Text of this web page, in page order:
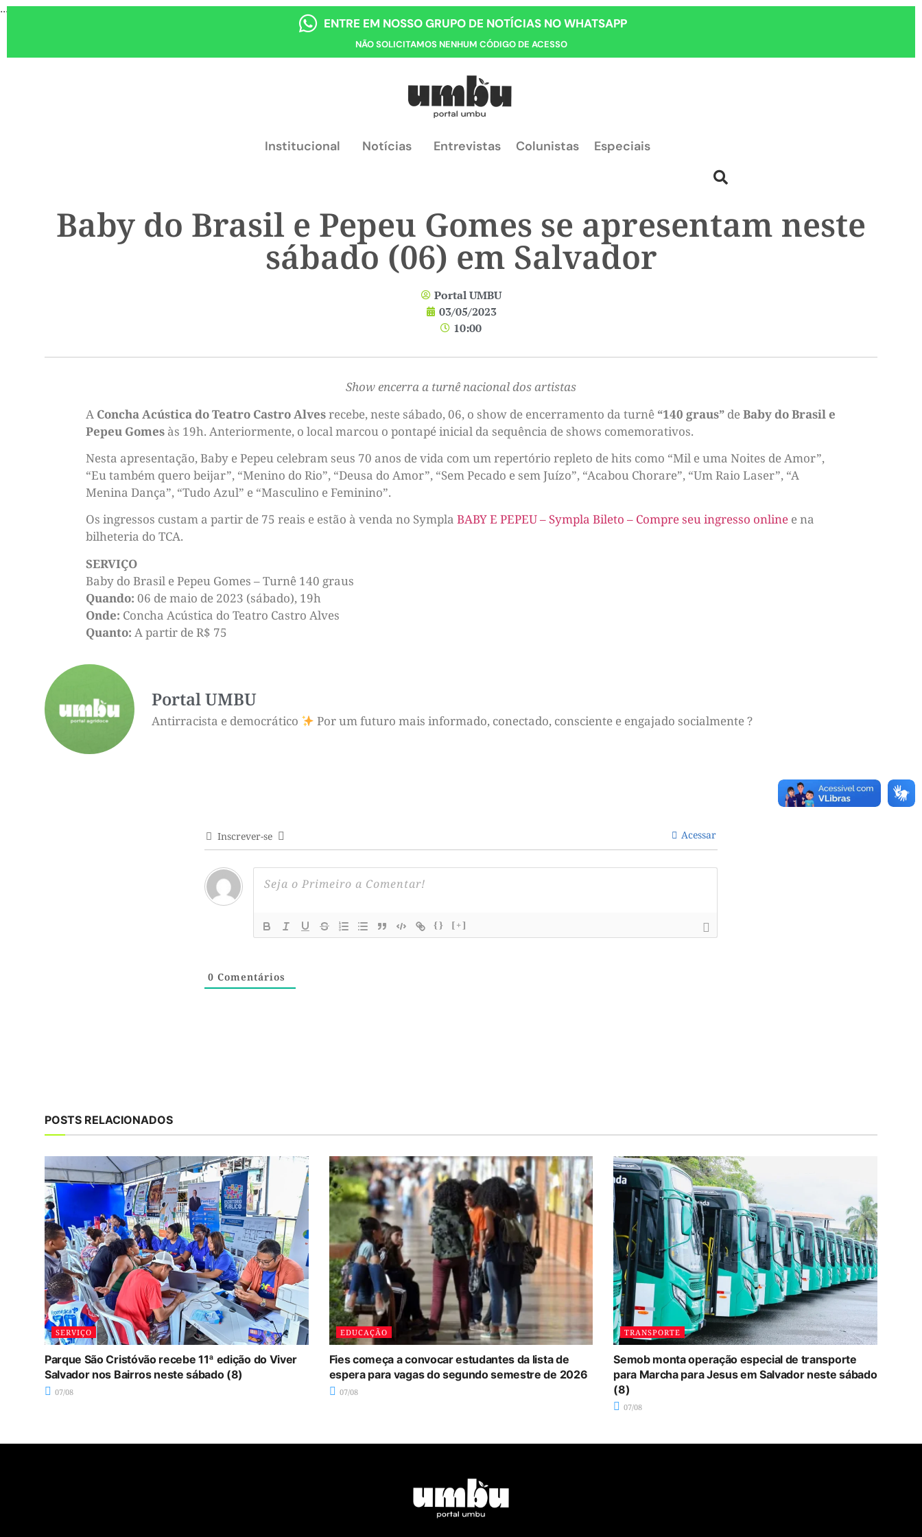
...
ENTRE EM NOSSO GRUPO DE NOTÍCIAS NO WHATSAPP
NÃO SOLICITAMOS NENHUM CÓDIGO DE ACESSO
Institucional Notícias Entrevistas Colunistas Especiais
Baby do Brasil e Pepeu Gomes se apresentam neste
sábado (06) em Salvador
Portal UMBU
03/05/2023
10:00
Show encerra a turnê nacional dos artistas
A Concha Acústica do Teatro Castro Alvesrecebe, neste sábado, 06, o show de encerramento da turnê “140 graus” deBaby do Brasil e
Pepeu Gomes às 19h. Anteriormente, o local marcou o pontapé inicial da sequência de shows comemorativos.
Nesta apresentação, Baby e Pepeu celebram seus 70 anos de vida com um repertório repleto de hits como “Mil e uma Noites de Amor”,
“Eu também quero beijar”, “Menino do Rio”, “Deusa do Amor”, “Sem Pecado e sem Juízo”, “Acabou Chorare”, “Um Raio Laser”, “A
Menina Dança”, “Tudo Azul” e “Masculino e Feminino”.
Os ingressos custam a partir de 75 reais e estão à venda no Sympla BABY E PEPEU – Sympla Bileto – Compre seu ingresso online e na
bilheteria do TCA.
SERVIÇO
Baby do Brasil e Pepeu Gomes – Turnê 140 graus
Quando: 06 de maio de 2023 (sábado), 19h
Onde: Concha Acústica do Teatro Castro Alves
Quanto: A partir de R$ 75
Portal UMBU
Antirracista e democrático Por um futuro mais informado, conectado, consciente e engajado socialmente ?
Inscrever-se Acessar
{} [+]
0 Comentários
POSTS RELACIONADOS
SERVIÇO
Parque São Cristóvão recebe 11ª edição do Viver
Salvador nos Bairros neste sábado (8)
07/08
EDUCAÇÃO
Fies começa a convocar estudantes da lista de
espera para vagas do segundo semestre de 2026
07/08
TRANSPORTE
Semob monta operação especial de transporte
para Marcha para Jesus em Salvador neste sábado
(8)
07/08